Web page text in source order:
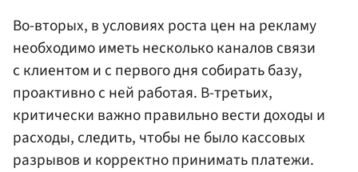
Во-вторых, в условиях роста цен на рекламу
необходимо иметь несколько каналов связи
с клиентом и с первого дня собирать базу,
проактивно с ней работая. В-третьих,
критически важно правильно вести доходы и
расходы, следить, чтобы не было кассовых
разрывов и корректно принимать платежи.